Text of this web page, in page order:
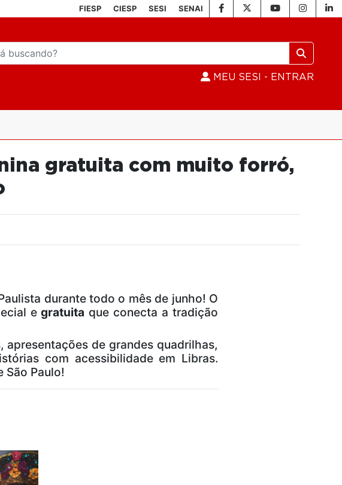
FIESP CIESP SESI SENAI
MEU SESI - ENTRAR
gratuita com muito forró,
durante todo o mês de junho! O
e gratuita que conecta a tradição
de grandes quadrilhas,
com acessibilidade em Libras.
São Paulo!